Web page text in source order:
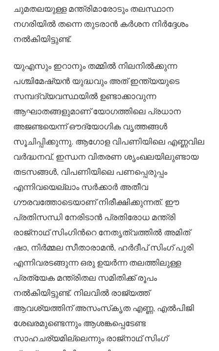
ചുമതലയുള്ള മന്ത്രിമാരോടും തലസ്ഥാന
നഗരിയിൽ തന്നെ തുടരാൻ കർശന നിർദ്ദേശം
നൽകിയിട്ടുണ്ട്.
യുഎസും ഇറാനും തമ്മിൽ നിലനിൽക്കുന്ന
പശ്ചിമേഷ്യൻ യുദ്ധവും അത് ഇന്ത്യയുടെ
സമ്പദ്‌വ്യവസ്ഥയിൽ ഉണ്ടാക്കാവുന്ന
ആഘാതങ്ങളുമാണ് യോഗത്തിലെ പ്രധാന
അജണ്ടയെന്ന് ഔദ്യോഗിക വൃത്തങ്ങൾ
സൂചിപ്പിക്കുന്നു. ആഗോള വിപണിയിലെ എണ്ണവില
വർദ്ധനവ്, ഇന്ധന വിതരണ ശൃംഖലയിലുണ്ടായ
തടസങ്ങൾ, വിപണിയിലെ പണപ്പെരുപ്പം
എന്നിവയെല്ലാം സർക്കാർ അതീവ
ഗൗരവത്തോടെയാണ് നിരീക്ഷിക്കുന്നത്. ഈ
പ്രതിസന്ധി നേരിടാൻ പ്രതിരോധ മന്ത്രി
രാജ്‌നാഥ് സിംഗിന്‍റെ നേതൃത്വത്തിൽ അമിത്
ഷാ, നിർമ്മല സീതാരാമൻ, ഹർദീപ് സിംഗ് പുരി
എന്നിവരടങ്ങുന്ന ഒരു ഉയർന്ന തലത്തിലുള്ള
പ്രത്യേക മന്ത്രിതല സമിതിക്ക് രൂപം
നൽകിയിട്ടുണ്ട്. നിലവിൽ രാജ്യത്ത്
ആവശ്യത്തിന് അസംസ്‌കൃത എണ്ണ, എൽപിജി
ശേഖരമുണ്ടെന്നും ആശങ്കപ്പെടേണ്ട
സാഹചര്യമില്ലെന്നും രാജ്‌നാഥ് സിംഗ്